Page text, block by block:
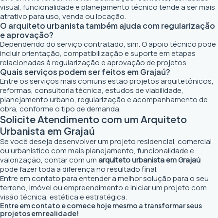
visual, funcionalidade e planejamento técnico tende a ser mais
atrativo para uso, venda ou locação.
O arquiteto urbanista também ajuda com regularização
e aprovação?
Dependendo do serviço contratado, sim. O apoio técnico pode
incluir orientação, compatibilização e suporte em etapas
relacionadas à regularização e aprovação de projetos.
Quais serviços podem ser feitos em Grajaú?
Entre os serviços mais comuns estão projetos arquitetônicos,
reformas, consultoria técnica, estudos de viabilidade,
planejamento urbano, regularização e acompanhamento de
obra, conforme o tipo de demanda.
Solicite Atendimento com um Arquiteto
Urbanista em Grajaú
Se você deseja desenvolver um projeto residencial, comercial
ou urbanístico com mais planejamento, funcionalidade e
valorização, contar com umarquiteto urbanista em Grajaú
pode fazer toda a diferença no resultado final.
Entre em contato para entender a melhor solução para o seu
terreno, imóvel ou empreendimento e iniciar um projeto com
visão técnica, estética e estratégica.
Entre em contato e comece hoje mesmo a transformar seus
projetos em realidade!